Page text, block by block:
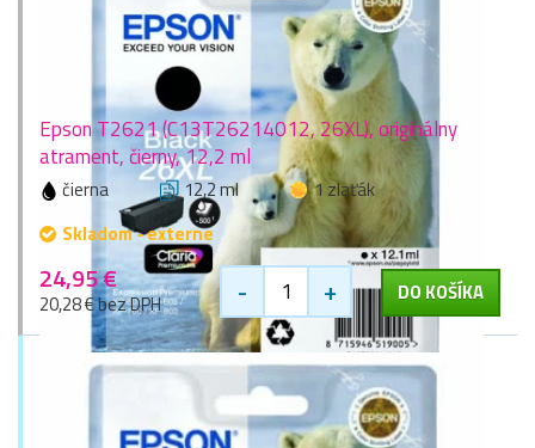
Epson T2621 (C13T26214012, 26XL), originálny
atrament, čierny, 12,2 ml
čierna 12,2 ml
1 zlaťák
Skladom - externe
24,95 €
20,28 € bez DPH - + DO KOŠÍKA